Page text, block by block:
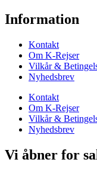
Information
Kontakt
Om K-Rejser
Vilkår &
Nyhedsbrev
Kontakt
Om K-Rejser
Vilkår &
Nyhedsbrev
Vi åbner for